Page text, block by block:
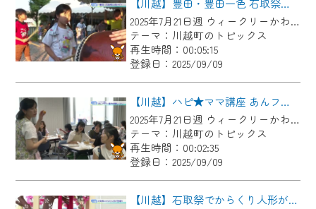
【川越】豊田・豊田一色 石取祭に向けて!
2025年7月21日週 ウィークリーかわごえにて放送
テーマ：川越町のトピックス
再生時間：00:05:15
登録日：2025/09/09
【川越】ハピ★ママ講座 あんフラワー製作体験レッスン
2025年7月21日週 ウィークリーかわごえにて放送
テーマ：川越町のトピックス
再生時間：00:02:35
登録日：2025/09/09
【川越】石取祭でからくり人形が登場！？
2024/09/02
動画配信サービス『CCNet Web TV』は2024
年9月24日からリニューアルします！
【変更点】
◆デザイン変更により、お住まいの地域
の動画コンテンツが一目瞭然。
◆当社アプリやＰＣブラウザから、いつ
でも・どこでも・外出先でも！
CCNetサービスエリア20市町の地域情報
番組をご視聴いただけます！